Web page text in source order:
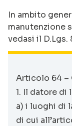
In ambito
manutenzione
vedasi il D.Lgs.
Articolo 64 –
1. Il datore di
a) i luoghi di
di cui